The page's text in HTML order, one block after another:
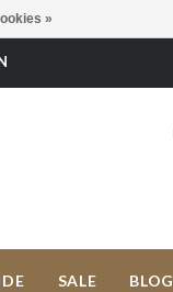
SALE BLOG
»